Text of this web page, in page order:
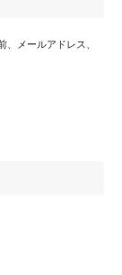
メールアドレス、